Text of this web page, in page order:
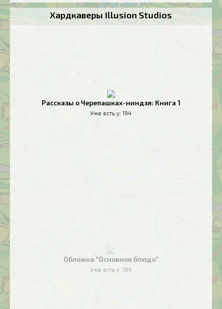
Хардкаверы Illusion Studios
Рассказы о Черепашках-ниндзя: Книга 1
Уже есть у: 194
Обложка "Основное блюдо"
Уже есть у: 186